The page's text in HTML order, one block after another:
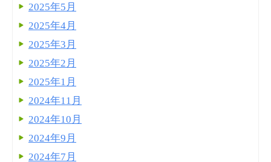
2025年5月
2025年4月
2025年3月
2025年2月
2025年1月
2024年11月
2024年10月
2024年9月
2024年7月